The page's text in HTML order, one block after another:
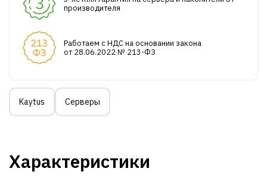
производителя
Работаем с НДС на основании закона
от 28.06.2022 № 213-ФЗ
Kaytus Серверы
Характеристики